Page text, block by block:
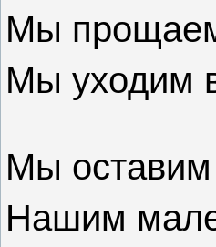
Мы
Мы уходим
Мы оставим
Нашим